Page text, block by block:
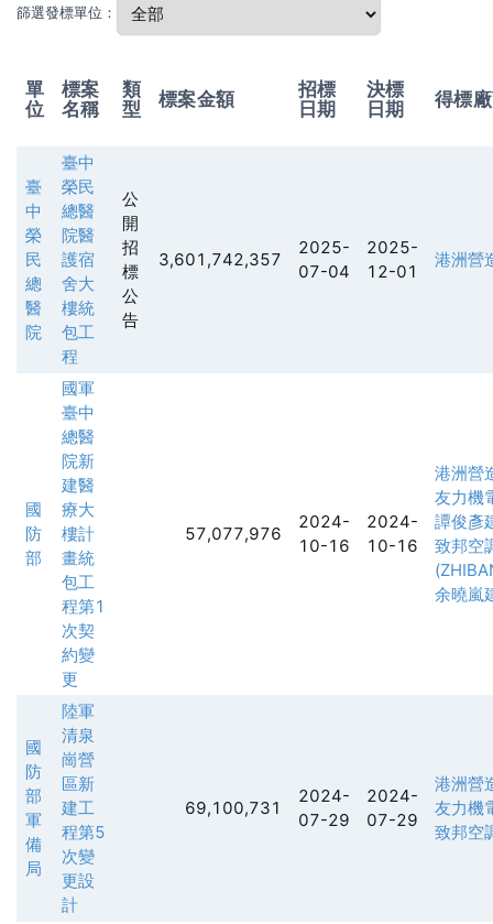
篩選發標單位：
單
位
標案
名稱
類
型
標案金額
招標
日期
決標
日期
得標
臺
中
榮
民
總
醫
院
臺中
榮民
總醫
院醫
護宿
舍大
樓統
包工
程
公
開
招
標
公
告
3,601,742,357
2025-
07-04
2025-
12-01
港洲營
國
防
部
國軍
臺中
總醫
院新
建醫
療大
樓計
畫統
包工
程第1
次契
約變
更
57,077,976
2024-
10-16
2024-
10-16
港洲營
友力機
譚俊彥
致邦空
余曉嵐
國
防
部
軍
備
局
陸軍
清泉
崗營
區新
建工
程第5
次變
更設
計
69,100,731
2024-
07-29
2024-
07-29
港洲營
友力機
致邦空